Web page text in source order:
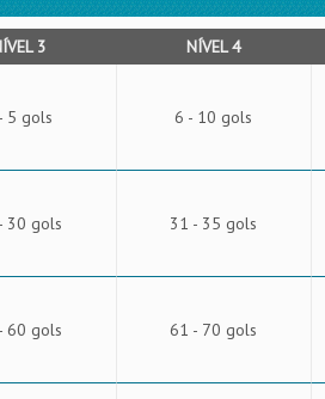
3 NÍVEL 4
5 gols 6 - 10 gols
30 gols 31 - 35 gols
60 gols 61 - 70 gols